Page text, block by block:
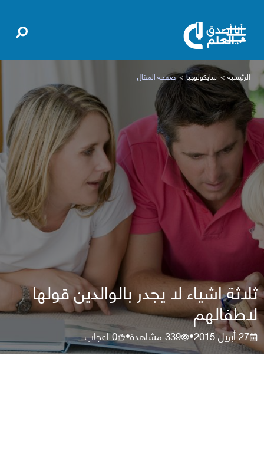
الرئيسية سايكولوجيا صفحة المقال
ثلاثة اشياء لا يجدر بالوالدين قولها
لاطفالهم
27 أبريل 2015 •
339مشاهدة•
0اعجاب